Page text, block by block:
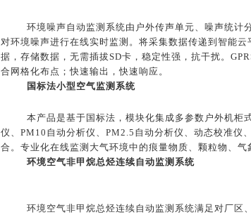
环境噪声自动监测系统由户外传声单元、噪声统计
对环境噪声进行在线实时监测。将采集数据传递到智能
据，存储数据，无需插拔SD卡，稳定性强，抗干扰。
合网格化布点；快速输出，快速响应。
国标法小型空气监测系统
本产品是基于国标法，模块化集成多参数户外机柜
仪、PM10自动分析仪、PM2.5自动分析仪、动态校准仪
合。专业化在线监测大气环境中的痕量物质、颗粒物、气
环境空气非甲烷总烃连续自动监测系统
环境空气非甲烷总烃连续自动监测系统满足对厂区